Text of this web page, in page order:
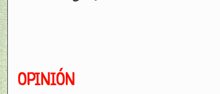
OPINIÓN